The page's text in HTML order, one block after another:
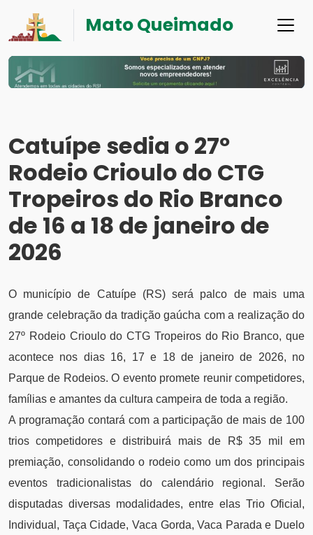
Mato Queimado
Catuípe sedia o 27º
Rodeio Crioulo do CTG
Tropeiros do Rio Branco
de 16 a 18 de janeiro de
2026
O município de Catuípe (RS) será palco de mais uma
grande celebração da tradição gaúcha com a realização do
27º Rodeio Crioulo do CTG Tropeiros do Rio Branco, que
acontece nos dias 16, 17 e 18 de janeiro de 2026, no
Parque de Rodeios. O evento promete reunir competidores,
famílias e amantes da cultura campeira de toda a região.
A programação contará com a participação de mais de 100
trios competidores e distribuirá mais de R$ 35 mil em
premiação, consolidando o rodeio como um dos principais
eventos tradicionalistas do calendário regional. Serão
disputadas diversas modalidades, entre elas Trio Oficial,
Individual, Taça Cidade, Vaca Gorda, Vaca Parada e Duelo